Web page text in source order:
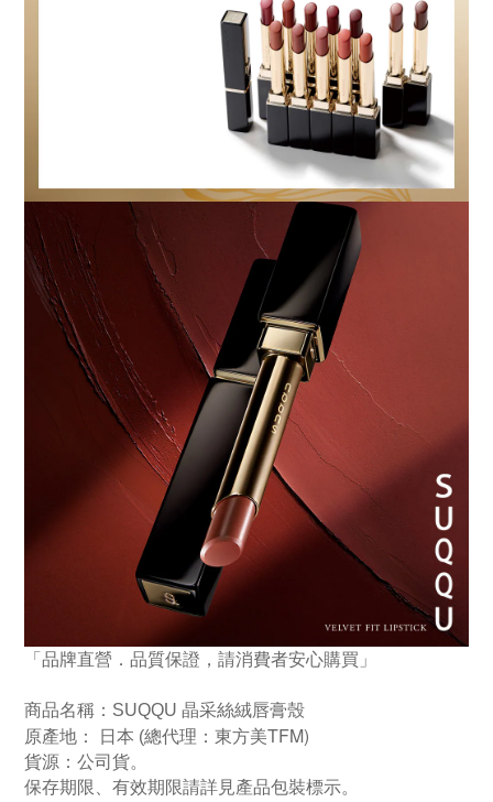
「品牌直營．品質保證，請消費者安心購買」
商品名稱： SUQQU 晶采絲絨唇膏殼
原產地： 日本 (總代理：東方美TFM)
貨源：公司貨。
保存期限、有效期限請詳見產品包裝標示。